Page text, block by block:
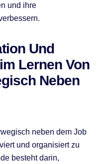
und ihre
Und
Lernen Von
Neben
neben dem Job
und organisiert zu
besteht darin,